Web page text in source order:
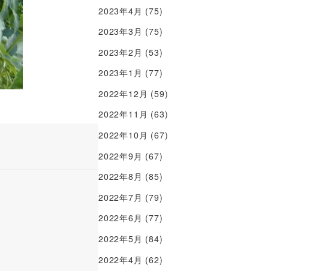
2023年4月 (75)
2023年3月 (75)
2023年2月 (53)
2023年1月 (77)
2022年12月 (59)
2022年11月 (63)
2022年10月 (67)
2022年9月 (67)
2022年8月 (85)
2022年7月 (79)
2022年6月 (77)
2022年5月 (84)
2022年4月 (62)